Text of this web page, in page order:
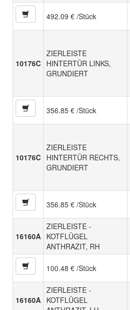
492.09 € /Stück
10176C
ZIERLEISTE
HINTERTÜR LINKS,
GRUNDIERT
356.85 € /Stück
10176C
ZIERLEISTE
HINTERTÜR RECHTS,
GRUNDIERT
356.85 € /Stück
16160A
ZIERLEISTE -
KOTFLÜGEL
ANTHRAZIT, RH
100.48 € /Stück
16160A
ZIERLEISTE -
KOTFLÜGEL